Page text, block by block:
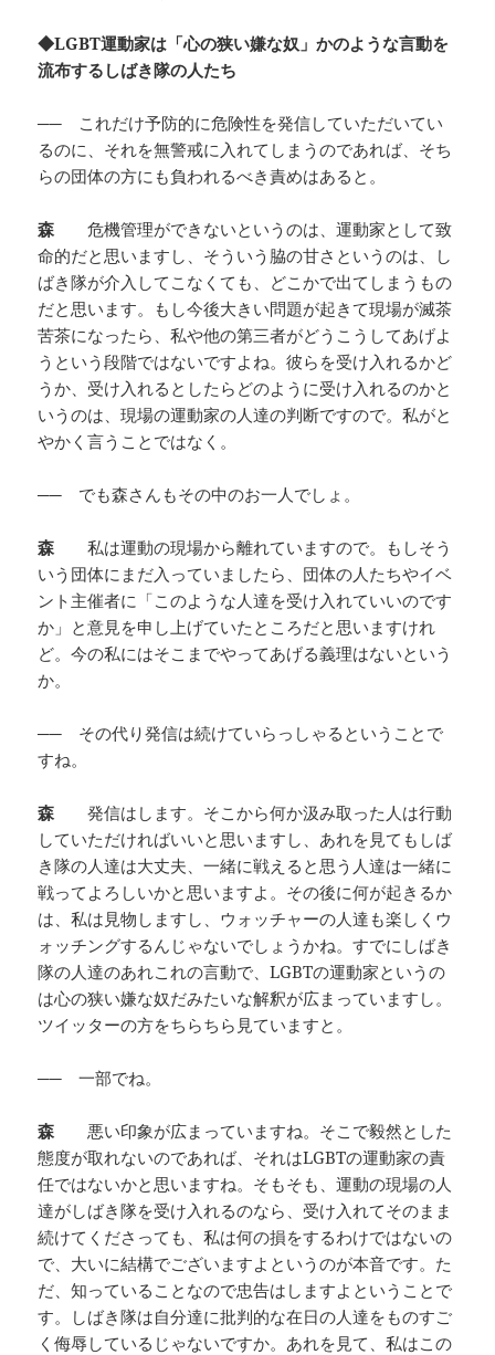
◆LGBT運動家は「心の狭い嫌な奴」かのような言動を
流布するしばき隊の人たち
── これだけ予防的に危険性を発信していただいてい
るのに、それを無警戒に入れてしまうのであれば、そち
らの団体の方にも負われるべき責めはあると。
森危機管理ができないというのは、運動家として致
命的だと思いますし、そういう脇の甘さというのは、し
ばき隊が介入してこなくても、どこかで出てしまうもの
だと思います。もし今後大きい問題が起きて現場が滅茶
苦茶になったら、私や他の第三者がどうこうしてあげよ
うという段階ではないですよね。彼らを受け入れるかど
うか、受け入れるとしたらどのように受け入れるのかと
いうのは、現場の運動家の人達の判断ですので。私がと
やかく言うことではなく。
── でも森さんもその中のお一人でしょ。
森私は運動の現場から離れていますので。もしそう
いう団体にまだ入っていましたら、団体の人たちやイベ
ント主催者に「このような人達を受け入れていいのです
か」と意見を申し上げていたところだと思いますけれ
ど。今の私にはそこまでやってあげる義理はないという
か。
── その代り発信は続けていらっしゃるということで
すね。
森発信はします。そこから何か汲み取った人は行動
していただければいいと思いますし、あれを見てもしば
き隊の人達は大丈夫、一緒に戦えると思う人達は一緒に
戦ってよろしいかと思いますよ。その後に何が起きるか
は、私は見物しますし、ウォッチャーの人達も楽しくウ
ォッチングするんじゃないでしょうかね。すでにしばき
隊の人達のあれこれの言動で、LGBTの運動家というの
は心の狭い嫌な奴だみたいな解釈が広まっていますし。
ツイッターの方をちらちら見ていますと。
──一部でね。
森 悪い印象が広まっていますね。そこで毅然とした
態度が取れないのであれば、それはLGBTの運動家の責
任ではないかと思いますね。そもそも、運動の現場の人
達がしばき隊を受け入れるのなら、受け入れてそのまま
続けてくださっても、私は何の損をするわけではないの
で、大いに結構でございますよというのが本音です。た
だ、知っていることなので忠告はしますよということで
す。しばき隊は自分達に批判的な在日の人達をものすご
く侮辱しているじゃないですか。あれを見て、私はこの